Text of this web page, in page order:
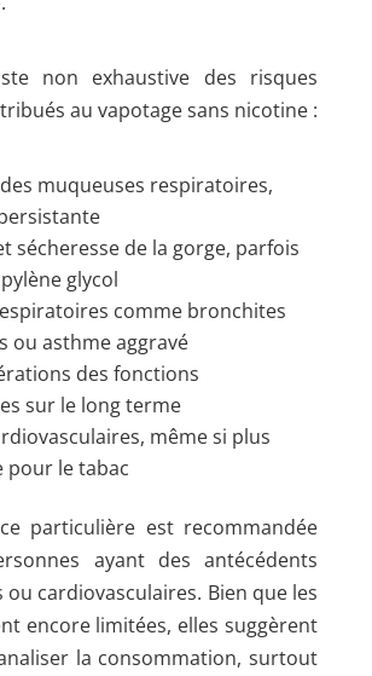
non exhaustive des risques
au vapotage sans nicotine :
muqueuses respiratoires,
sécheresse de la gorge, parfois
glycol
comme bronchites
ou asthme aggravé
des fonctions
sur le long terme
même si plus
pour le tabac
particulière est recommandée
ayant des antécédents
cardiovasculaires. Bien que les
encore limitées, elles suggèrent
la consommation, surtout